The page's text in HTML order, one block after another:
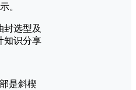
。
是斜楔